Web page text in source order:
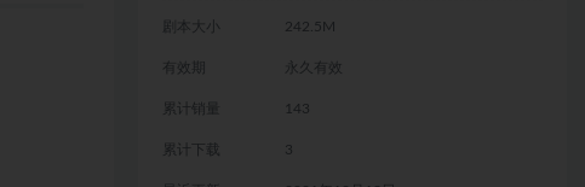
剧本大小 242.5M
有效期 永久有效
累计销量 143
累计下载 3